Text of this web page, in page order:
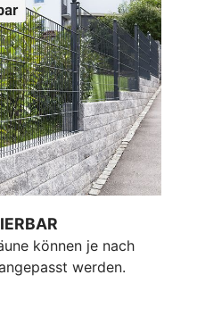
können je nach
werden.